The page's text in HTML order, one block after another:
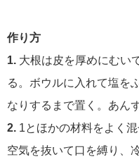
作り方
1. 大根は皮を厚めにむい
る。ボウルに入れて塩を
なりするまで置く。あん
2. 1とほかの材料をよく
空気を抜いて口を縛り、